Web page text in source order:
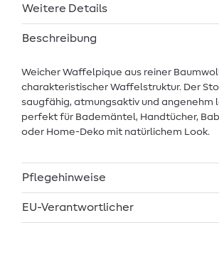
Weitere Details
Beschreibung
Weicher Waffelpique aus reiner
charakteristischer Waffelstruktur. Der
saugfähig, atmungsaktiv und angenehm
perfekt für Bademäntel, Handtücher,
oder Home-Deko mit natürlichem Look.
Pflegehinweise
EU-Verantwortlicher